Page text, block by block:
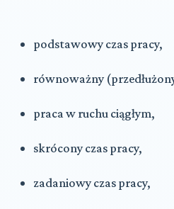
podstawowy czas pracy,
równoważny
praca w ruchu ciągłym,
skrócony czas pracy,
zadaniowy czas pracy,